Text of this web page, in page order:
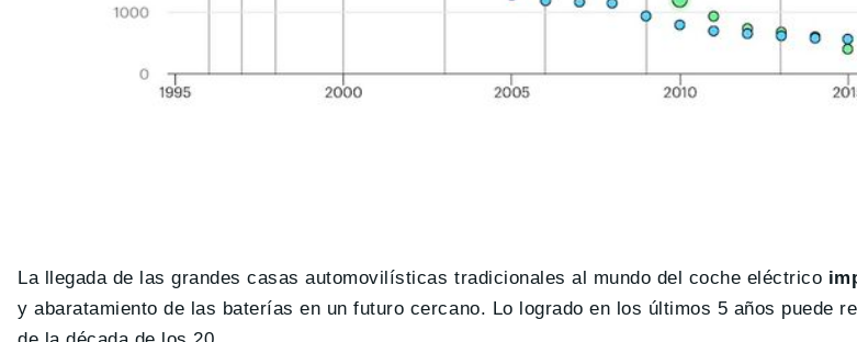
La llegada de las grandes casas automovilísticas tradicionales al mundo del coche eléctrico
y abaratamiento de las baterías en un futuro cercano. Lo logrado en los últimos 5 años puede